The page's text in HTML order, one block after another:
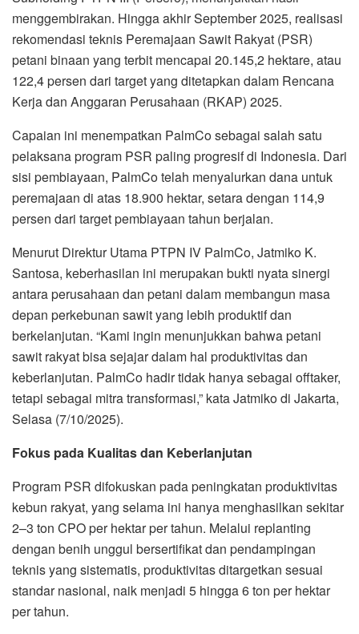
menggembirakan. Hingga akhir September 2025, realisasi
rekomendasi teknis Peremajaan Sawit Rakyat (PSR)
petani binaan yang terbit mencapai 20.145,2 hektare, atau
122,4 persen dari target yang ditetapkan dalam Rencana
Kerja dan Anggaran Perusahaan (RKAP) 2025.
Capaian ini menempatkan PalmCo sebagai salah satu
pelaksana program PSR paling progresif di Indonesia. Dari
sisi pembiayaan, PalmCo telah menyalurkan dana untuk
peremajaan di atas 18.900 hektar, setara dengan 114,9
persen dari target pembiayaan tahun berjalan.
Menurut Direktur Utama PTPN IV PalmCo, Jatmiko K.
Santosa, keberhasilan ini merupakan bukti nyata sinergi
antara perusahaan dan petani dalam membangun masa
depan perkebunan sawit yang lebih produktif dan
berkelanjutan. “Kami ingin menunjukkan bahwa petani
sawit rakyat bisa sejajar dalam hal produktivitas dan
keberlanjutan. PalmCo hadir tidak hanya sebagai offtaker,
tetapi sebagai mitra transformasi,” kata Jatmiko di Jakarta,
Selasa (7/10/2025).
Fokus pada Kualitas dan Keberlanjutan
Program PSR difokuskan pada peningkatan produktivitas
kebun rakyat, yang selama ini hanya menghasilkan sekitar
2–3 ton CPO per hektar per tahun. Melalui replanting
dengan benih unggul bersertifikat dan pendampingan
teknis yang sistematis, produktivitas ditargetkan sesuai
standar nasional, naik menjadi 5 hingga 6 ton per hektar
per tahun.